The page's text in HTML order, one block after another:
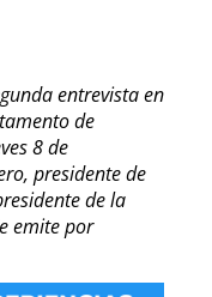
entrevista en
de
8 de
presidente de
de la
emite por